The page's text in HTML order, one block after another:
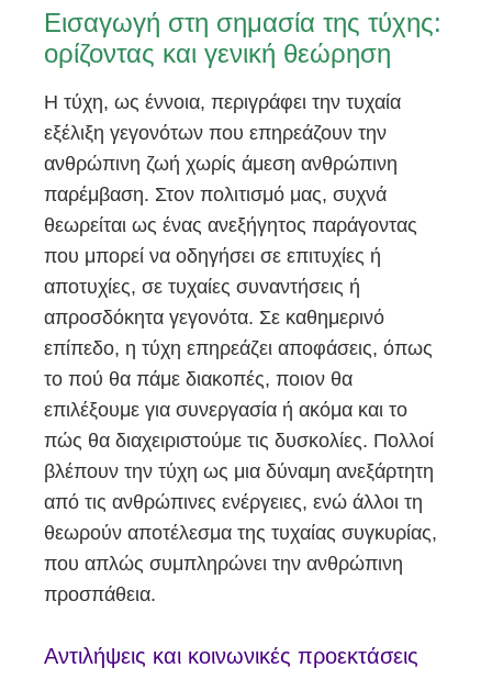
Εισαγωγή στη σημασία της τύχης:
ορίζοντας και γενική θεώρηση
Η τύχη, ως έννοια, περιγράφει την τυχαία
εξέλιξη γεγονότων που επηρεάζουν την
ανθρώπινη ζωή χωρίς άμεση ανθρώπινη
παρέμβαση. Στον πολιτισμό μας, συχνά
θεωρείται ως ένας ανεξήγητος παράγοντας
που μπορεί να οδηγήσει σε επιτυχίες ή
αποτυχίες, σε τυχαίες συναντήσεις ή
απροσδόκητα γεγονότα. Σε καθημερινό
επίπεδο, η τύχη επηρεάζει αποφάσεις, όπως
το πού θα πάμε διακοπές, ποιον θα
επιλέξουμε για συνεργασία ή ακόμα και το
πώς θα διαχειριστούμε τις δυσκολίες. Πολλοί
βλέπουν την τύχη ως μια δύναμη ανεξάρτητη
από τις ανθρώπινες ενέργειες, ενώ άλλοι τη
θεωρούν αποτέλεσμα της τυχαίας συγκυρίας,
που απλώς συμπληρώνει την ανθρώπινη
προσπάθεια.
Αντιλήψεις και κοινωνικές προεκτάσεις